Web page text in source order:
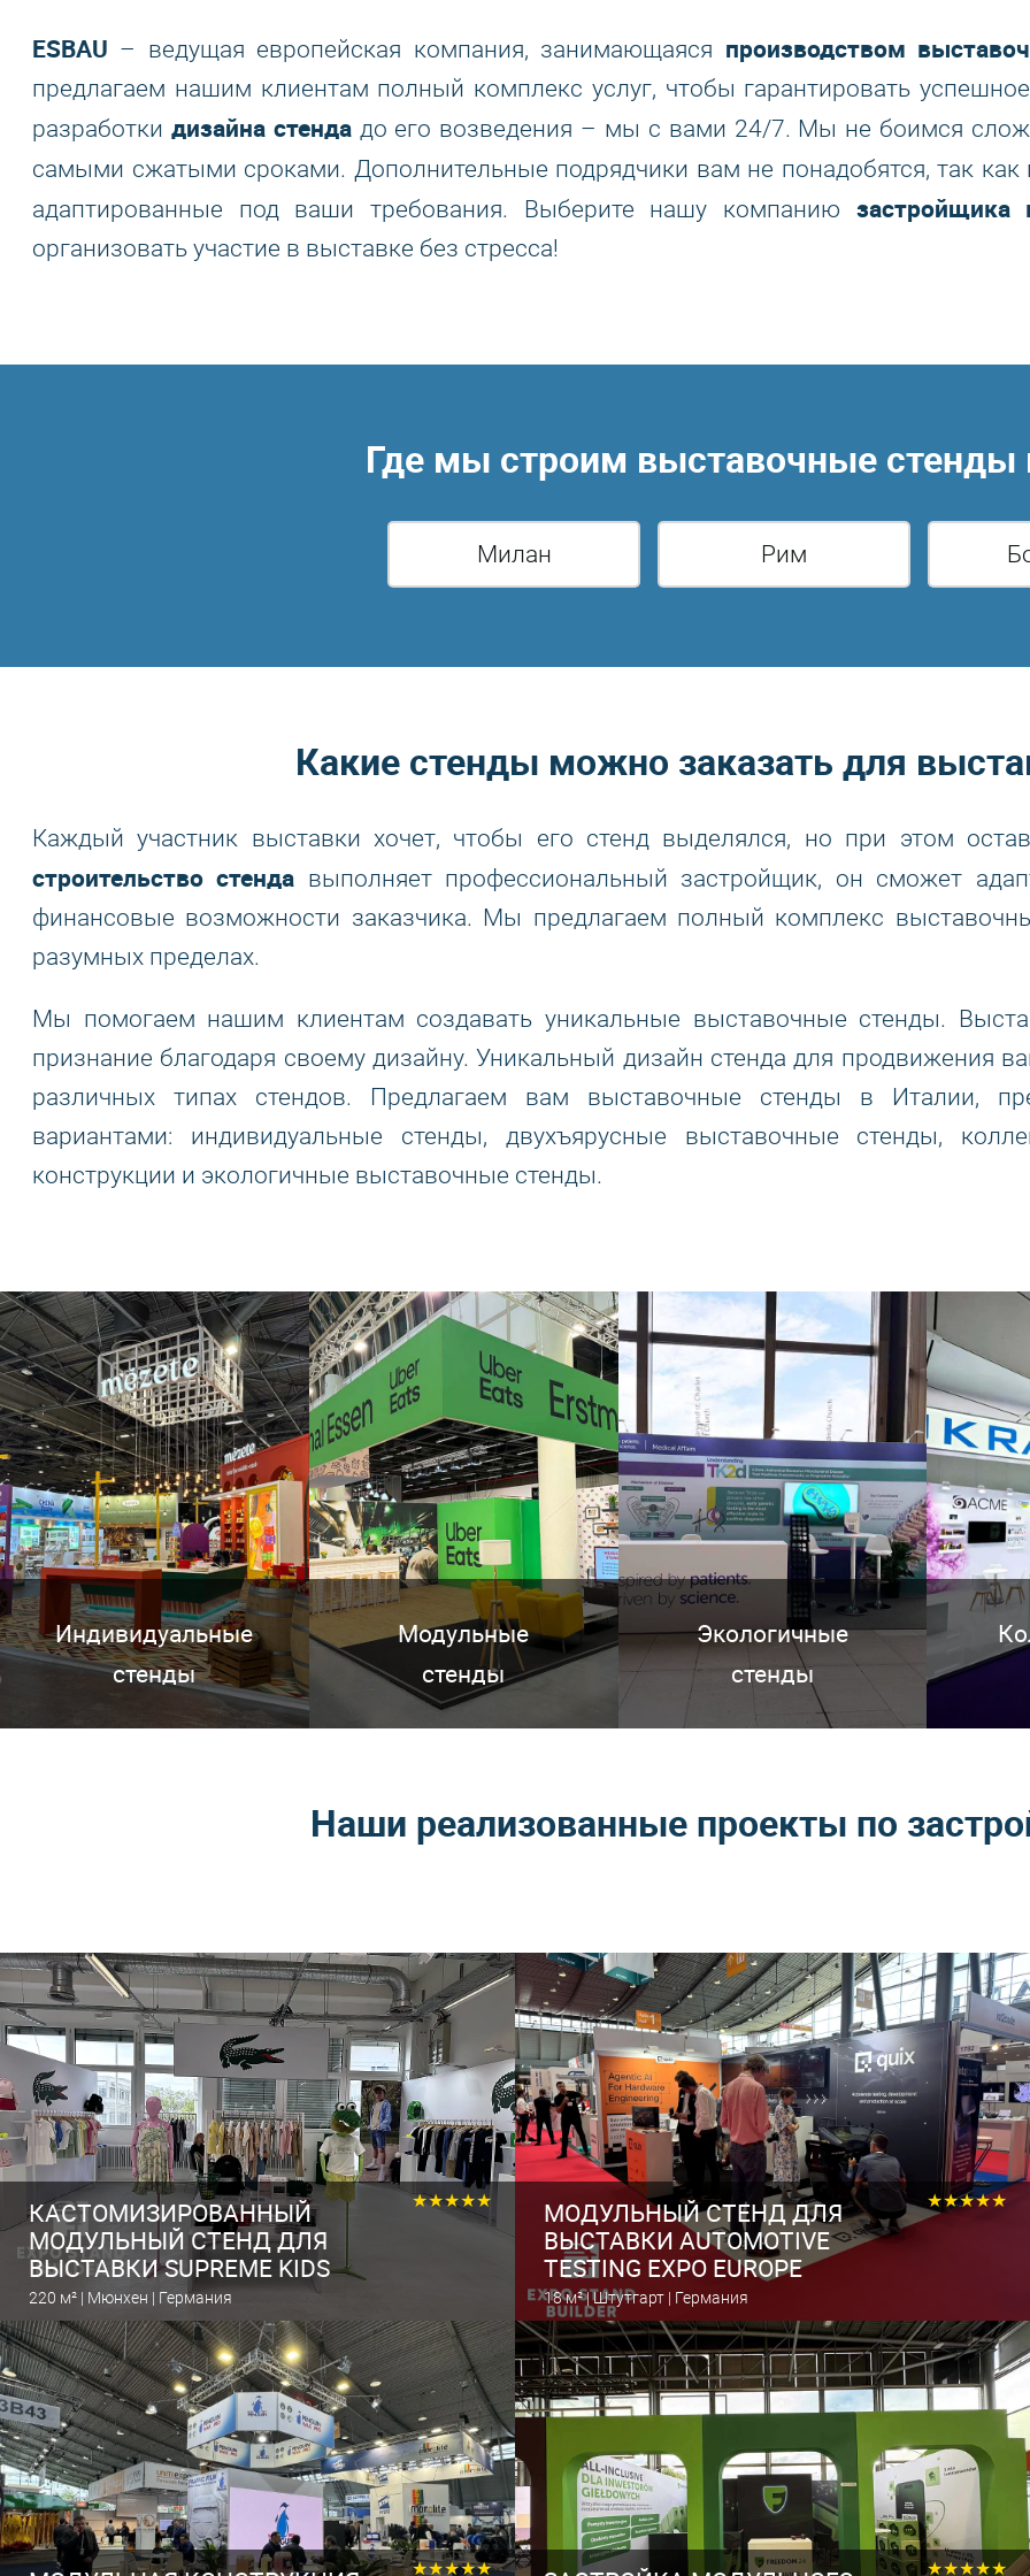
ESBAU – ведущая европейская компания, занимающаяся производством
предлагаем нашим клиентам полный комплекс услуг, чтобы гарантировать
разработки дизайна стендадо его возведения – мы с вами 24/7. Мы не боимся
самыми сжатыми сроками. Дополнительные подрядчики вам не понадобятся, так
адаптированные под ваши требования. Выберите нашу компанию застройщика
организовать участие в выставке без стресса!
Где мы строим выставочные стенды
Милан Рим
Какие стенды можно заказать для
Каждый участник выставки хочет, чтобы его стенд выделялся, но при этом
строительство стенда выполняет профессиональный застройщик, он сможет
финансовые возможности заказчика. Мы предлагаем полный комплекс
разумных пределах.
Мы помогаем нашим клиентам создавать уникальные выставочные стенды.
признание благодаря своему дизайну. Уникальный дизайн стенда для продвижения
различных типах стендов. Предлагаем вам выставочные стенды в Италии,
вариантами: индивидуальные стенды, двухъярусные выставочные стенды,
конструкции и экологичные выставочные стенды.
Индивидуальные
стенды
Модульные
стенды
Экологичные
стенды
Наши реализованные проекты по
КАСТОМИЗИРОВАННЫЙ
МОДУЛЬНЫЙ СТЕНД ДЛЯ
ВЫСТАВКИ SUPREME KIDS
★★★★★
220 м² | Мюнхен | Германия
Рассчитать выставочный стенд
МОДУЛЬНЫЙ СТЕНД ДЛЯ
ВЫСТАВКИ AUTOMOTIVE
TESTING EXPO EUROPE
★★★★★
18 м² | Штутгарт | Германия
Рассчитать выставочный стенд
★★★★★ ★★★★★